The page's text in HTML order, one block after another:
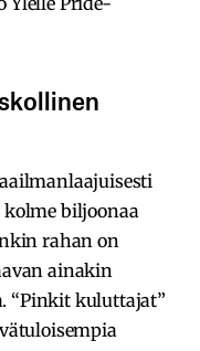
biljoonaa
rahan on
ainakin
“Pinkit kuluttajat”